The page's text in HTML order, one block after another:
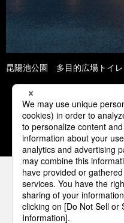
昆陽池公園 多目的広場トイレ
1 2 3
パナソニックの